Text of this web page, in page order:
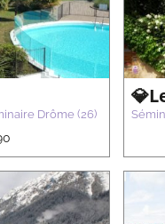
Drôme (26)
Séminaire Drôme